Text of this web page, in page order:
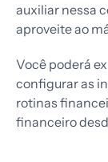
auxiliar nessa
aproveite ao
Você poderá
configurar as
rotinas
financeiro